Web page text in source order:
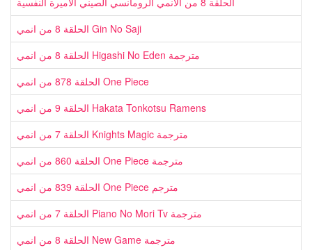
الحلقة 8 من انمي Gin No Saji
الحلقة 8 من انمي Higashi No Eden مترجمة
الحلقة 878 من انمي One Piece
الحلقة 9 من انمي Hakata Tonkotsu Ramens
الحلقة 7 من انمي Knights Magic مترجمة
الحلقة 860 من انمي One Piece مترجمة
الحلقة 839 من انمي One Piece مترجم
الحلقة 7 من انمي Piano No Mori Tv مترجمة
الحلقة 8 من انمي New Game مترجمة